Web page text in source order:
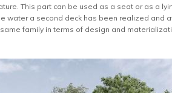
This part can be used as a seat or as a
water a second deck has been realized and
family in terms of design and